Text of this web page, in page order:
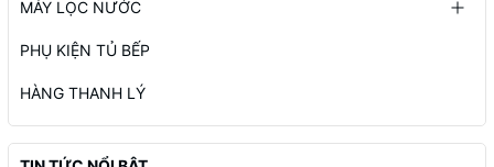
MÁY LỌC NƯỚC
PHỤ KIỆN TỦ BẾP
HÀNG THANH LÝ